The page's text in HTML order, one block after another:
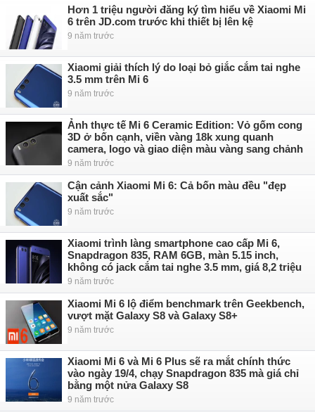
Hơn 1 triệu người đăng ký tìm hiểu về Xiaomi Mi
6 trên JD.com trước khi thiết bị lên kệ
9 năm trước
Xiaomi giải thích lý do loại bỏ giắc cắm tai nghe
3.5 mm trên Mi 6
9 năm trước
Ảnh thực tế Mi 6 Ceramic Edition: Vỏ gốm cong
3D ở bốn cạnh, viền vàng 18k xung quanh
camera, logo và giao diện màu vàng sang chảnh
9 năm trước
Cận cảnh Xiaomi Mi 6: Cả bốn màu đều "đẹp
xuất sắc"
9 năm trước
Xiaomi trình làng smartphone cao cấp Mi 6,
Snapdragon 835, RAM 6GB, màn 5.15 inch,
không có jack cắm tai nghe 3.5 mm, giá 8,2 triệu
9 năm trước
Xiaomi Mi 6 lộ điểm benchmark trên Geekbench,
vượt mặt Galaxy S8 và Galaxy S8+
9 năm trước
Xiaomi Mi 6 và Mi 6 Plus sẽ ra mắt chính thức
vào ngày 19/4, chạy Snapdragon 835 mà giá chỉ
bằng một nửa Galaxy S8
9 năm trước